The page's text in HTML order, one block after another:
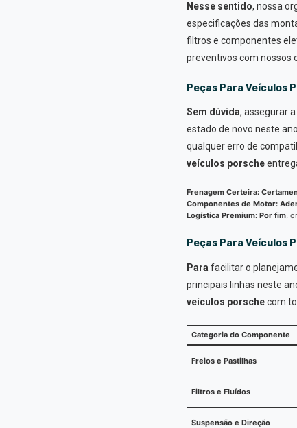
Nesse sentido, nossa
especificações das
filtros e componentes
preventivos com nossos
Peças Para Veículos
Sem dúvida, assegurar
estado de novo neste
qualquer erro de
veículos porsche
Frenagem Certeira:
Componentes de Motor:
Logística Premium: Por fim,
Peças Para Veículos
Para facilitar o
principais linhas neste
veículos porschecom
Categoria do Componente
Freios e Pastilhas
Filtros e Fluídos
Suspensão e Direção